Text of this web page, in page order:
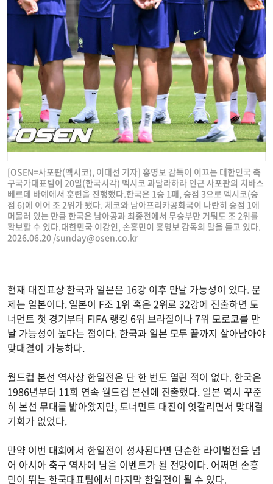
[OSEN=사포판(멕시코), 이대선 기자] 홍명보 감독이 이끄는 대한민국 축
구국가대표팀이 20일(한국시각) 멕시코 과달라하라 인근 사포판의 치바스
베르데 바예에서 훈련을 진행했다.한국은 1승 1패, 승점 3으로 멕시코(승
점 6)에 이어 조 2위가 됐다. 체코와 남아프리카공화국이 나란히 승점 1에
머물러 있는 만큼 한국은 남아공과 최종전에서 무승부만 거둬도 조 2위를
확보할 수 있다.대한민국 이강인, 손흥민이 홍명보 감독의 말을 듣고 있다.
2026.06.20 /sunday@osen.co.kr
현재 대진표상 한국과 일본은 16강 이후 만날 가능성이 있다. 문
제는 일본이다. 일본이 F조 1위 혹은 2위로 32강에 진출하면 토
너먼트 첫 경기부터 FIFA 랭킹 6위 브라질이나 7위 모로코를 만
날 가능성이 높다는 점이다. 한국과 일본 모두 끝까지 살아남아야
맞대결이 가능하다.
월드컵 본선 역사상 한일전은 단 한 번도 열린 적이 없다. 한국은
1986년부터 11회 연속 월드컵 본선에 진출했다. 일본 역시 꾸준
히 본선 무대를 밟아왔지만, 토너먼트 대진이 엇갈리면서 맞대결
기회가 없었다.
만약 이번 대회에서 한일전이 성사된다면 단순한 라이벌전을 넘
어 아시아 축구 역사에 남을 이벤트가 될 전망이다. 어쩌면 손흥
민이 뛰는 한국대표팀에서 마지막 한일전이 될 수 있다.